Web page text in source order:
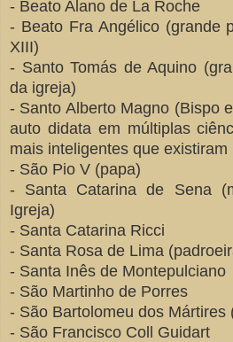
- Beato Alano de La Roche
- Beato Fra Angélico (grande
XIII)
- Santo Tomás de Aquino
da igreja)
- Santo Alberto Magno (Bispo
auto didata em múltiplas
mais inteligentes que existiram
- São Pio V (papa)
- Santa Catarina de Sena
Igreja)
- Santa Catarina Ricci
- Santa Rosa de Lima
- Santa Inês de Montepulciano
- São Martinho de Porres
- São Bartolomeu dos Mártires
- São Francisco Coll Guidart